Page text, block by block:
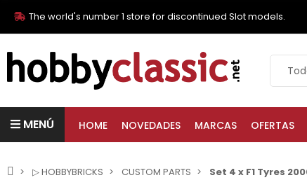
The world's number 1 store for discontinued Slot models.
MENÚ HOME NOVEDADES MARCAS OFERTAS
▷ HOBBYBRICKS CUSTOM PARTS Set 4 x F1 Tyres